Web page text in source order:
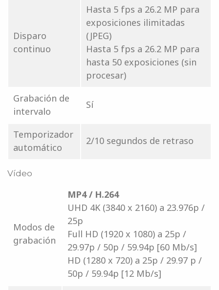
Disparo
continuo
Hasta 5 fps a 26.2 MP para
exposiciones ilimitadas
(JPEG)
Hasta 5 fps a 26.2 MP para
hasta 50 exposiciones (sin
procesar)
Grabación de
intervalo
Sí
Temporizador
automático
2/10 segundos de retraso
Vídeo
Modos de
grabación
MP4 / H.264
UHD 4K (3840 x 2160) a 23.976p /
25p
Full HD (1920 x 1080) a 25p /
29.97p / 50p / 59.94p [60 Mb/s]
HD (1280 x 720) a 25p / 29.97 p /
50p / 59.94p [12 Mb/s]